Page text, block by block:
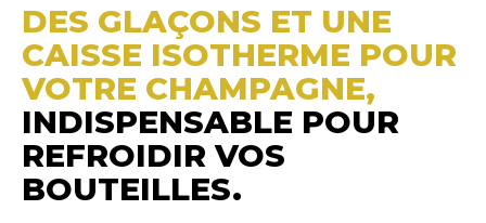
DES GLAÇONS ET UNE
CAISSE ISOTHERME POUR
VOTRE CHAMPAGNE,
INDISPENSABLE POUR
REFROIDIR VOS
BOUTEILLES.